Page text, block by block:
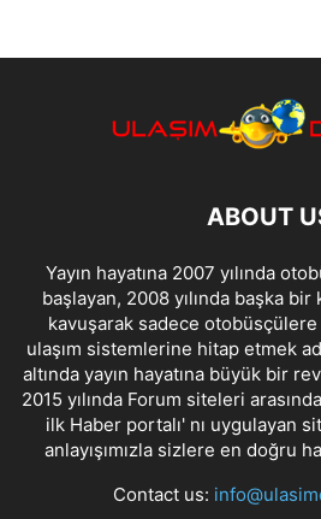
ABOUT
Yayın hayatına 2007 yılında
başlayan, 2008 yılında başka
kavuşarak sadece
ulaşım sistemlerine hitap etmek
altında yayın hayatına büyük bir
2015 yılında Forum siteleri
ilk Haber portalı' nı uygulayan
anlayışımızla sizlere en doğru
Contact us: